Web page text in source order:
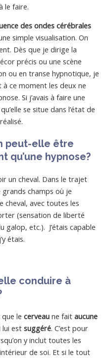
le faire.
des ondes cérébrales
simple visualisation. On
Dès que je dirige la
précis ou une scène
ou en transe hypnotique, je
à ce moment les deux ne
Si j’avais à faire une
se situe dans l’état de
peut-elle être
qu’une hypnose?
un cheval. Dans le trajet
champs où je
cheval, avec toutes les
(sensation de liberté
galop, etc.). J’étais capable
étais.
conduire à
que le cerveau ne fait aucune
lui estsuggéré. C’est pour
y inclut toutes les
de soi. Et si le tout